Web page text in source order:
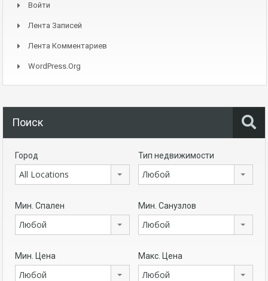
Войти
Лента Записей
Лента Комментариев
WordPress.org
Поиск
Город
All Locations
Тип недвижимости
Любой
Мин. Спален
Любой
Мин. Санузлов
Любой
Мин. Цена
Любой
Макс. Цена
Любой